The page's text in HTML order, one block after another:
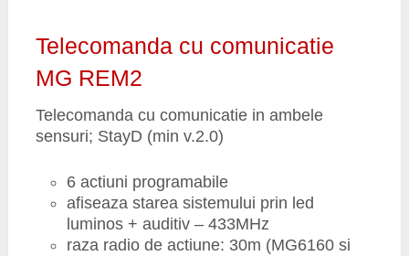
Telecomanda cu comunicatie
MG REM2
Telecomanda cu comunicatie in ambele
sensuri; StayD (min v.2.0)
6 actiuni programabile
afiseaza starea sistemului prin led
luminos + auditiv – 433MHz
raza radio de actiune: 30m (MG6160 si